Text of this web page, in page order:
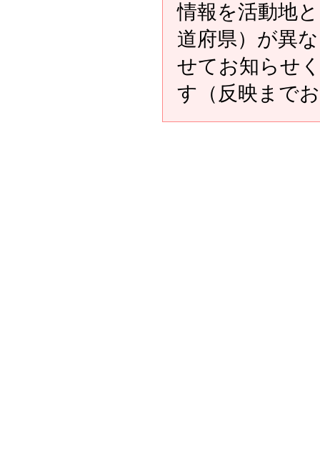
情報を活動地
道府県）が異
せてお知らせ
す（反映まで